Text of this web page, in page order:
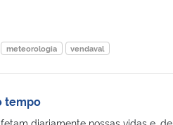
meteorologia vendaval
tempo
diariamente nossas vidas e,